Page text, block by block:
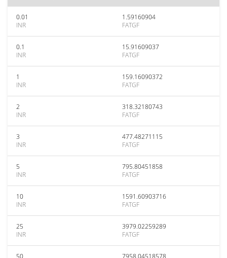
0.01
INR
1.59160904
FATGF
0.1
INR
15.91609037
FATGF
1
INR
159.16090372
FATGF
2
INR
318.32180743
FATGF
3
INR
477.48271115
FATGF
5
INR
795.80451858
FATGF
10
INR
1591.60903716
FATGF
25
INR
3979.02259289
FATGF
50
7958.04518578